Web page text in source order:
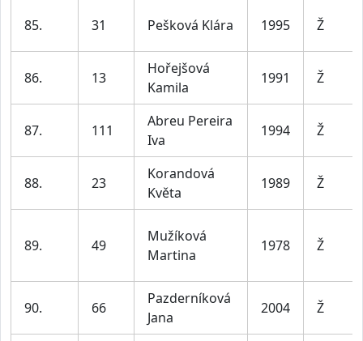
85. 31 Pešková Klára 1995 Ž
86. 13
Hořejšová
Kamila
1991 Ž
87. 111
Abreu Pereira
Iva
1994 Ž
88. 23
Korandová
Květa
1989 Ž
89. 49
Mužíková
Martina
1978 Ž
90. 66
Pazderníková
Jana
2004 Ž